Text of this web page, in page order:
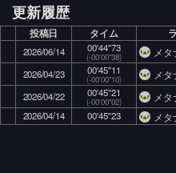
更新履歴
投稿日 タイム
2026/06/14 00'44"73
(-00'00"38) メタ
2026/04/23 00'45"11
(-00'00"10) メタ
2026/04/22 00'45"21
(-00'00"02) メタ
2026/04/14 00'45"23 メタ